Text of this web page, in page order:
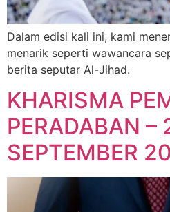
Dalam edisi kali ini, kami
menarik seperti wawancara
berita seputar Al-Jihad.
KHARISMA
PERADABAN –
SEPTEMBER